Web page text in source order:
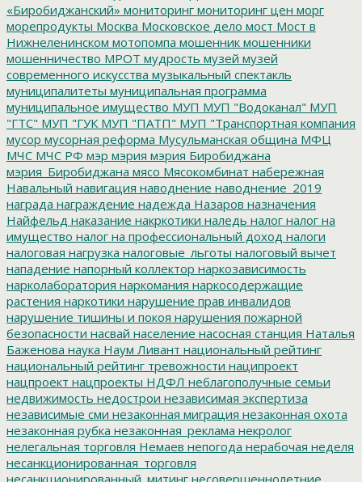
«Биробиджанский» мониторинг мониторинг цен морг
морепродукты Москва Московское дело мост Мост в
Нижнеленинском мотопомпа мошенник мошенники
мошенничество МРОТ мудрость музей музей
современного искусства музыкальный спектакль
муниципалитеты муниципальная программа
муниципальное имущество МУП МУП "Водоканал" МУП
"ГТС" МУП "ГУК МУП "ПАТП" МУП "Транспортная компания
мусор мусорная реформа Мусульманская община МФЦ
МЧС МЧС РФ мэр мэрия мэрия Биробиджана
мэрия_Биробиджана мясо Мясокомбинат набережная
Навальный навигация наводнение наводнение_2019
награда награждение надежда Назаров назначения
Найфельд наказание накркотики наледь налог налог на
имущество налог на профессиональный доход налоги
налоговая нагрузка налоговые_льготы налоговый вычет
нападение напорный коллектор наркозависимость
нарколаборатория наркомания наркосодержащие
растения наркотики нарушение прав инвалидов
нарушение тишины и покоя нарушения пожарной
безопасности насвай население насосная станция Наталья
Баженова наука Наум Ливант национальный рейтинг
национальный рейтинг тревожности наципроект
нацпроект нацпроекты НДФЛ неблагополучные семьи
недвижимость недострои независимая экспертиза
независимые сми незаконная миграция незаконная охота
незаконная рубка незаконная_реклама некролог
нелегальная торговля Немаев непогода нерабочая неделя
несанкционированная_торговля
несанкционированный_митинг несовершеннолетние